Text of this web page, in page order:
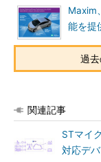
Maxim
能を提
過
関連記事
STマイ
対応デ